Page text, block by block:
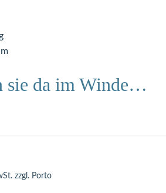
sie da im Winde…
zzgl. Porto